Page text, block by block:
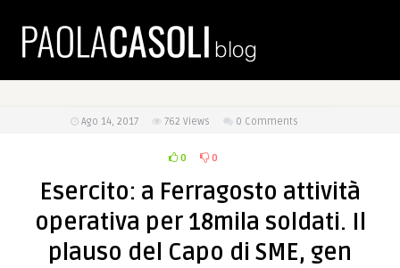
Ago 14, 2017 762 Views 0 Comments
0 0
Esercito: a Ferragosto attività
operativa per 18mila soldati. Il
plauso del Capo di SME, gen